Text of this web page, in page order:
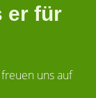
er für
uns auf